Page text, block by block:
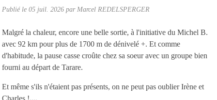
Publié le 05 juil. 2026 par Marcel REDELSPERGER
Malgré la chaleur, encore une belle sortie, à l'initiative du Michel B.
avec 92 km pour plus de 1700 m de dénivelé +. Et comme
d'habitude, la pause casse croûte chez sa soeur avec un groupe bien
fourni au départ de Tarare.
Et même s'ils n'étaient pas présents, on ne peut pas oublier Irène et
Charles !....